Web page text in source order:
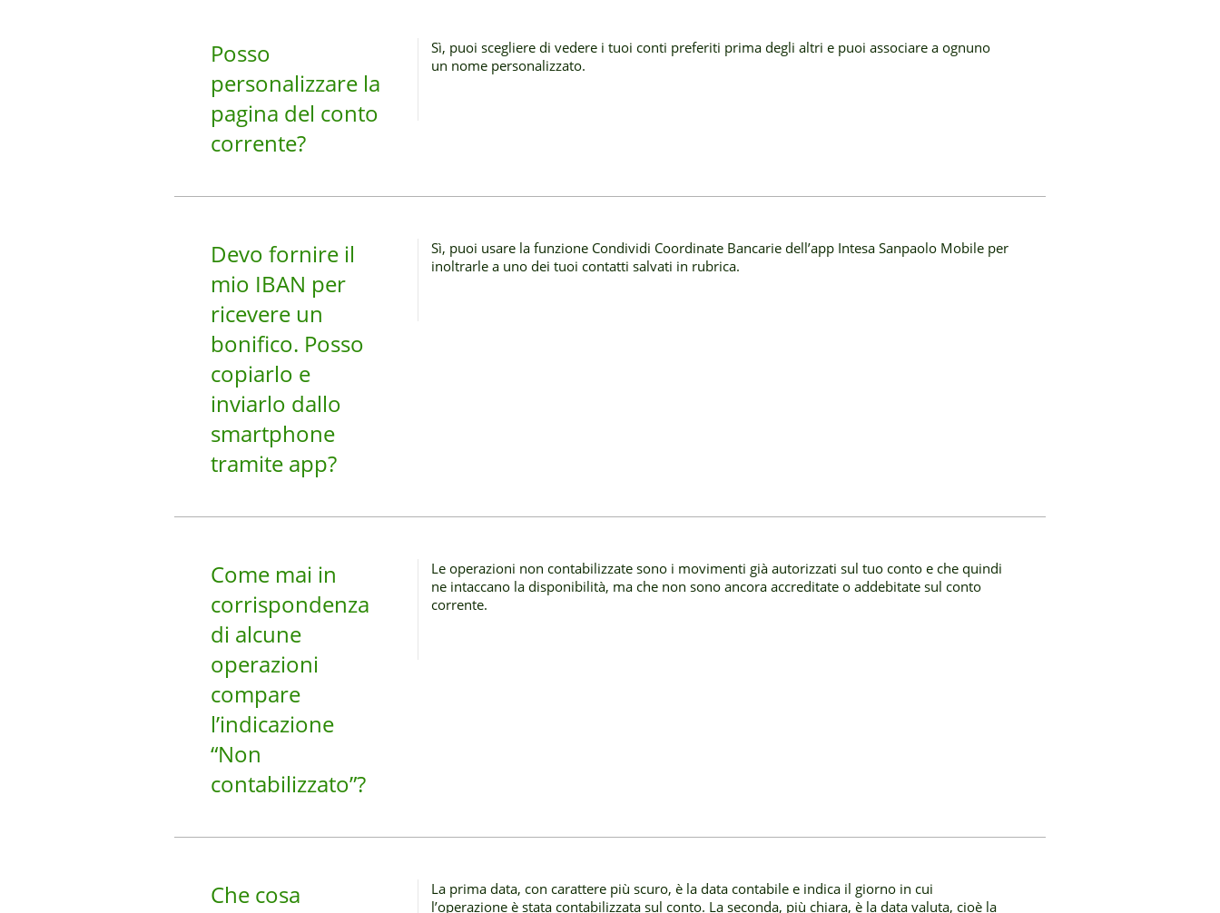
Posso
personalizzare la
pagina del conto
corrente?
Sì, puoi scegliere di vedere i tuoi conti preferiti prima degli altri e puoi associare a ognuno
un nome personalizzato.
Devo fornire il
mio IBAN per
ricevere un
bonifico. Posso
copiarlo e
inviarlo dallo
smartphone
tramite app?
Sì, puoi usare la funzione Condividi Coordinate Bancarie dell’app Intesa Sanpaolo Mobile per
inoltrarle a uno dei tuoi contatti salvati in rubrica.
Come mai in
corrispondenza
di alcune
operazioni
compare
l’indicazione
“Non
contabilizzato”?
Le operazioni non contabilizzate sono i movimenti già autorizzati sul tuo conto e che quindi
ne intaccano la disponibilità, ma che non sono ancora accreditate o addebitate sul conto
corrente.
Che cosa
La prima data, con carattere più scuro, è la data contabile e indica il giorno in cui
l’operazione è stata contabilizzata sul conto. La seconda, più chiara, è la data valuta, cioè la